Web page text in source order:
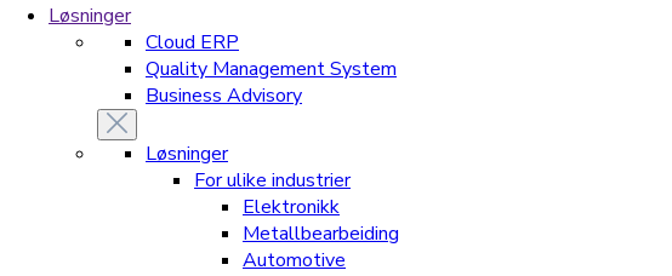
Løsninger
Cloud ERP
Quality Management System
Business Advisory
Løsninger
For ulike industrier
Elektronikk
Metallbearbeiding
Automotive